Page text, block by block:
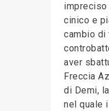
impreciso
cinico e
cambio di
aver
Freccia
di Demi,
nel quale